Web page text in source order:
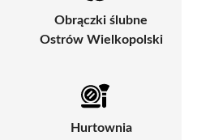
Obrączki ślubne
Ostrów Wielkopolski
Hurtownia